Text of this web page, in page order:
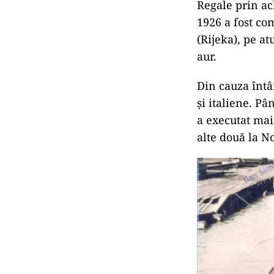
Regale prin
1926 a fost
(Rijeka), pe
aur.
Din cauza
și italiene.
a executat
alte două la